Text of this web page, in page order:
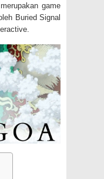
game
Buried Signal